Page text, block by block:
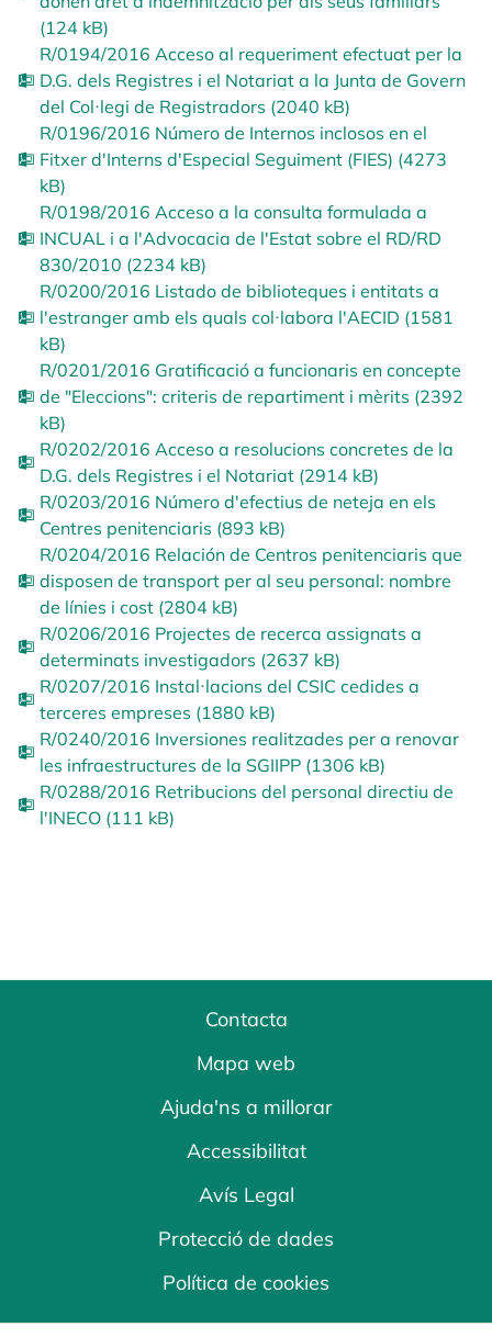
(124 kB)
R/0194/2016 Acceso al requeriment efectuat per la
D.G. dels Registres i el Notariat a la Junta de Govern
del Col·legi de Registradors (2040 kB)
R/0196/2016 Número de Internos inclosos en el
Fitxer d'Interns d'Especial Seguiment (FIES) (4273
kB)
R/0198/2016 Acceso a la consulta formulada a
INCUAL i a l'Advocacia de l'Estat sobre el RD/RD
830/2010 (2234 kB)
R/0200/2016 Listado de biblioteques i entitats a
l'estranger amb els quals col·labora l'AECID (1581
kB)
R/0201/2016 Gratificació a funcionaris en concepte
de "Eleccions": criteris de repartiment i mèrits (2392
kB)
R/0202/2016 Acceso a resolucions concretes de la
D.G. dels Registres i el Notariat (2914 kB)
R/0203/2016 Número d'efectius de neteja en els
Centres penitenciaris (893 kB)
R/0204/2016 Relación de Centros penitenciaris que
disposen de transport per al seu personal: nombre
de línies i cost (2804 kB)
R/0206/2016 Projectes de recerca assignats a
determinats investigadors (2637 kB)
R/0207/2016 Instal·lacions del CSIC cedides a
terceres empreses (1880 kB)
R/0240/2016 Inversiones realitzades per a renovar
les infraestructures de la SGIIPP (1306 kB)
R/0288/2016 Retribucions del personal directiu de
l'INECO (111 kB)
Contacta
Mapa web
Ajuda'ns a millorar
Accessibilitat
Avís Legal
Protecció de dades
Política de cookies